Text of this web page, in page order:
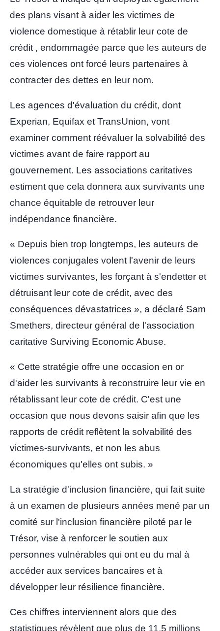
des plans visant à aider les victimes de
violence domestique à rétablir leur cote de
crédit, endommagée parce que les auteurs de
ces violences ont forcé leurs partenaires à
contracter des dettes en leur nom.
Les agences d'évaluation du crédit, dont
Experian, Equifax et TransUnion, vont
examiner comment réévaluer la solvabilité des
victimes avant de faire rapport au
gouvernement. Les associations caritatives
estiment que cela donnera aux survivants une
chance équitable de retrouver leur
indépendance financière.
« Depuis bien trop longtemps, les auteurs de
violences conjugales volent l'avenir de leurs
victimes survivantes, les forçant à s'endetter et
détruisant leur cote de crédit, avec des
conséquences dévastatrices », a déclaré Sam
Smethers, directeur général de l'association
caritative Surviving Economic Abuse.
« Cette stratégie offre une occasion en or
d'aider les survivants à reconstruire leur vie en
rétablissant leur cote de crédit. C'est une
occasion que nous devons saisir afin que les
rapports de crédit reflètent la solvabilité des
victimes-survivants, et non les abus
économiques qu'elles ont subis. »
La stratégie d'inclusion financière, qui fait suite
à un examen de plusieurs années mené par un
comité sur l'inclusion financière piloté par le
Trésor, vise à renforcer le soutien aux
personnes vulnérables qui ont eu du mal à
accéder aux services bancaires et à
développer leur résilience financière.
Ces chiffres interviennent alors que des
statistiques révèlent que plus de 11,5 millions